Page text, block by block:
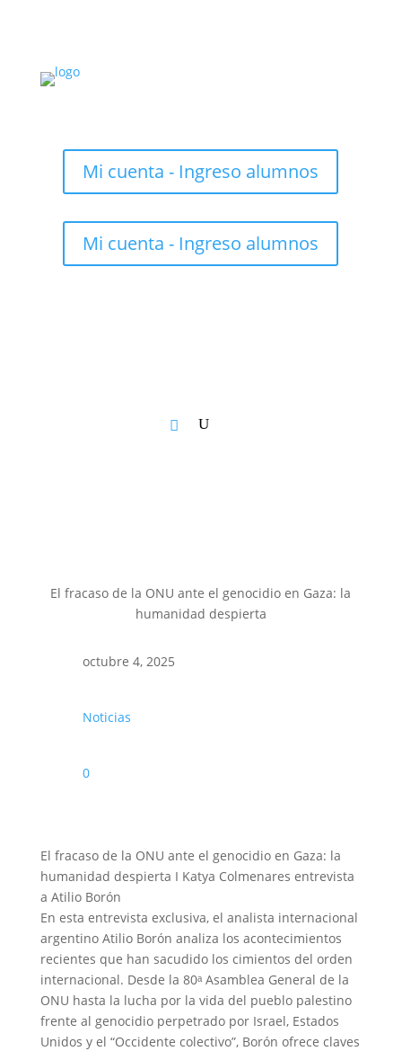
Mi cuenta - Ingreso alumnos
Mi cuenta - Ingreso alumnos
El fracaso de la ONU ante el genocidio en Gaza: la
humanidad despierta
octubre 4, 2025
Noticias
0
El fracaso de la ONU ante el genocidio en Gaza: la
humanidad despierta I Katya Colmenares entrevista
a Atilio Borón
En esta entrevista exclusiva, el analista internacional
argentino Atilio Borón analiza los acontecimientos
recientes que han sacudido los cimientos del orden
internacional. Desde la 80ᵃ Asamblea General de la
ONU hasta la lucha por la vida del pueblo palestino
frente al genocidio perpetrado por Israel, Estados
Unidos y el “Occidente colectivo”, Borón ofrece claves